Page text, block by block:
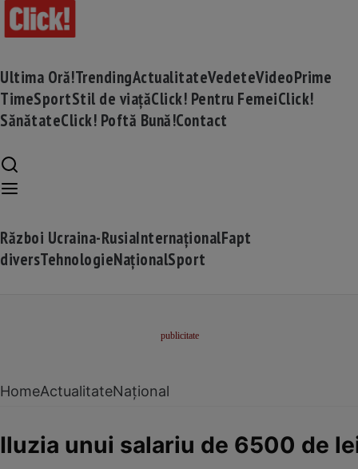
Ultima Oră!TrendingActualitateVedeteVideoPrime
TimeSportStil de viațăClick! Pentru FemeiClick!
SănătateClick! Poftă Bună!Contact
Război Ucraina-RusiaInternaționalFapt
diversTehnologieNaționalSport
HomeActualitateNațional
Iluzia unui salariu de 6500 de